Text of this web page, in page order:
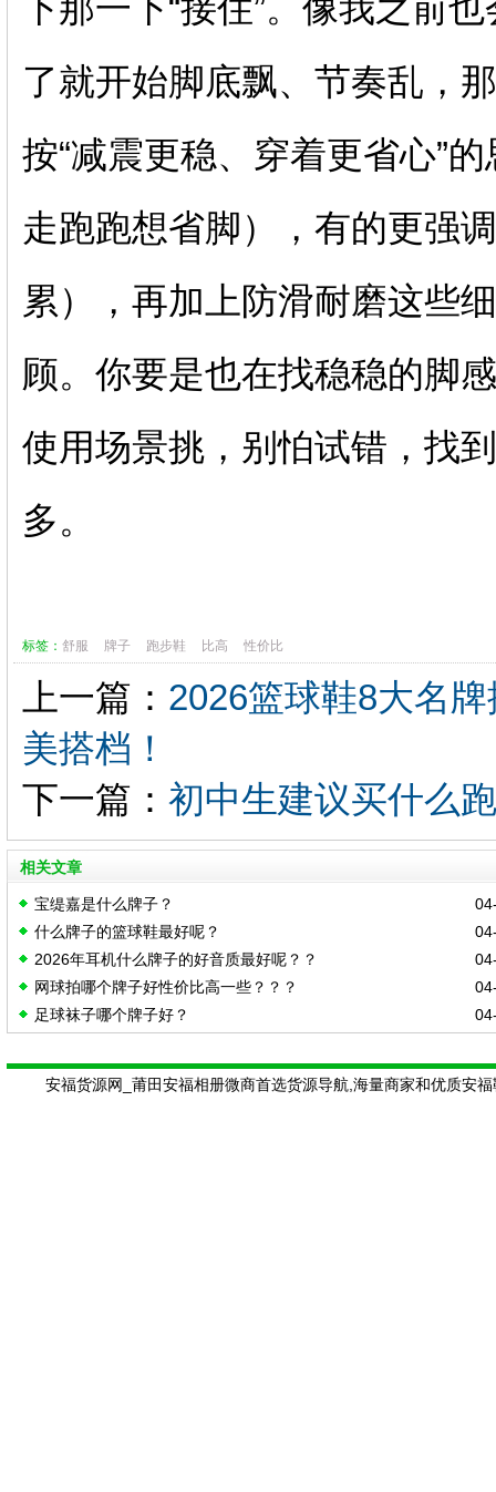
下那一下“接住”。像我之前
了就开始脚底飘、节奏乱，
按“减震更稳、穿着更省心”
走跑跑想省脚），有的更强
累），再加上防滑耐磨这些
顾。你要是也在找稳稳的脚
使用场景挑，别怕试错，找
多。
标签： 舒服 牌子 跑步鞋 比高 性价比
上一篇： 2026篮球鞋8大名
美搭档！
下一篇： 初中生建议买什么
相关文章
宝缇嘉是什么牌子？
什么牌子的篮球鞋最好呢？
2026年耳机什么牌子的好音质最好呢？？
网球拍哪个牌子好性价比高一些？？？
足球袜子哪个牌子好？
安福货源网_莆田安福相册微商首选货源导航,海量商家和优质安